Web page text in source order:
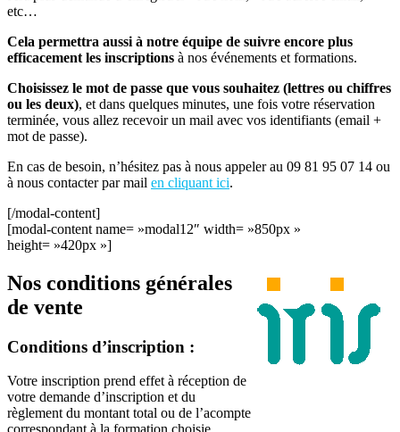
etc…
Cela permettra aussi à notre équipe de suivre encore plus
efficacement les inscriptions à nos événements et formations.
Choisissez le mot de passe que vous souhaitez (lettres ou chiffres
ou les deux), et dans quelques minutes, une fois votre réservation
terminée, vous allez recevoir un mail avec vos identifiants (email +
mot de passe).
En cas de besoin, n’hésitez pas à nous appeler au 09 81 95 07 14 ou
à nous contacter par mail en cliquant ici.
[/modal-content]
[modal-content name= »modal12″ width= »850px »
height= »420px »]
Nos conditions générales
de vente
Conditions d’inscription :
Votre inscription prend effet à réception de
votre demande d’inscription et du
règlement du montant total ou de l’acompte